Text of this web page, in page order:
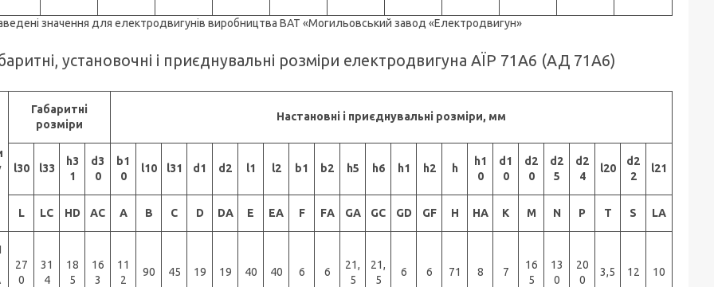
значення для електродвигунів виробництва ВАТ «Могильовський завод «Електродвигун»
установочні і приєднувальні розміри електродвигуна АЇР 71А6 (АД 71А6)
Габаритні
розміри
Настановні і приєднувальні розміри, мм
l30 l33
h3
1
d 3
0
b1
0
l10 l31 d1 d2 l1 l2 b1 b2 h5 h6 h1 h2 h
h1
0
d1
0
d2
0
d2
5
d2
4
l20
d2
2
l21
L LC HD AC A B C D DА E ЕА F FА GA GС GD GF H НА K M N P T S LA
27
0
31
4
18
5
16
3
11
2
90 45 19 19 40 40 6 6
21,
5
21,
5
6 6 71 8 7
16
5
13
0
20
0
3,5 12 10